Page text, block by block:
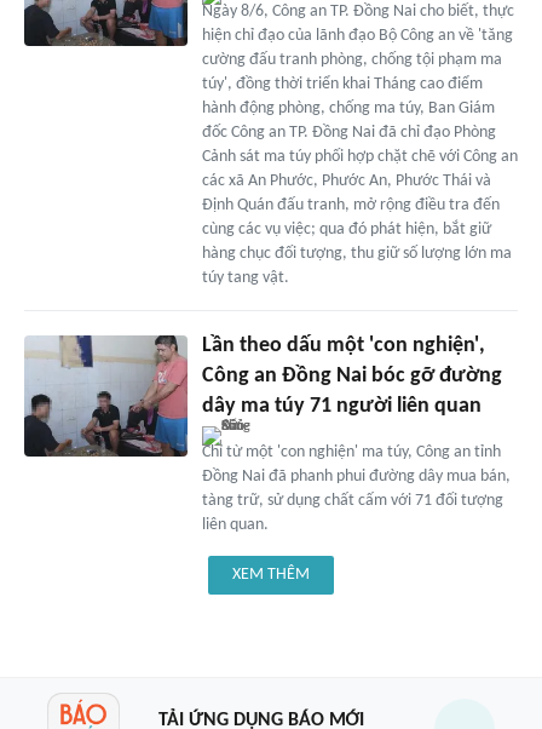
Ngày 8/6, Công an TP. Đồng Nai cho biết, thực
hiện chỉ đạo của lãnh đạo Bộ Công an về 'tăng
cường đấu tranh phòng, chống tội phạm ma
túy', đồng thời triển khai Tháng cao điểm
hành động phòng, chống ma túy, Ban Giám
đốc Công an TP. Đồng Nai đã chỉ đạo Phòng
Cảnh sát ma túy phối hợp chặt chẽ với Công an
các xã An Phước, Phước An, Phước Thái và
Định Quán đấu tranh, mở rộng điều tra đến
cùng các vụ việc; qua đó phát hiện, bắt giữ
hàng chục đối tượng, thu giữ số lượng lớn ma
túy tang vật.
Lần theo dấu một 'con nghiện',
Công an Đồng Nai bóc gỡ đường
dây ma túy 71 người liên quan
Chỉ từ một 'con nghiện' ma túy, Công an tỉnh
Đồng Nai đã phanh phui đường dây mua bán,
tàng trữ, sử dụng chất cấm với 71 đối tượng
liên quan.
XEM THÊM
TẢI ỨNG DỤNG BÁO MỚI